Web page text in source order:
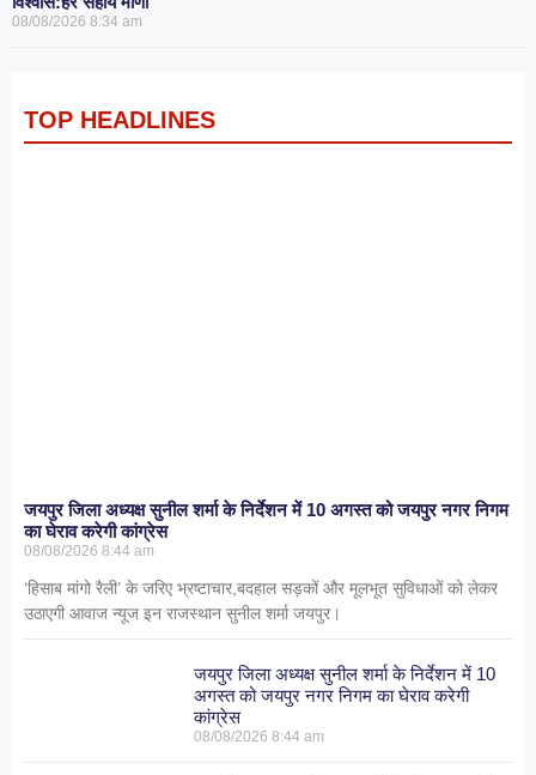
08/08/2026 8:34 am
TOP HEADLINES
जयपुर जिला अध्यक्ष सुनील शर्मा के निर्देशन में 10 अगस्त को जयपुर नगर निगम
का घेराव करेगी कांग्रेस
08/08/2026 8:44 am
‘हिसाब मांगो रैली’ के जरिए भ्रष्टाचार,बदहाल सड़कों और मूलभूत सुविधाओं को लेकर
उठाएगी आवाज न्यूज इन राजस्थान सुनील शर्मा जयपुर।
जयपुर जिला अध्यक्ष सुनील शर्मा के निर्देशन में 10
अगस्त को जयपुर नगर निगम का घेराव करेगी
कांग्रेस
08/08/20268:44 am